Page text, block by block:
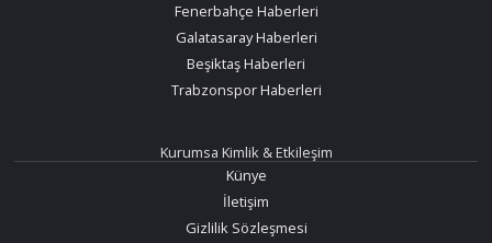
Fenerbahçe Haberleri
Galatasaray Haberleri
Beşiktaş Haberleri
Trabzonspor Haberleri
Kurumsa Kimlik & Etkileşim
Künye
İletişim
Gizlilik Sözleşmesi